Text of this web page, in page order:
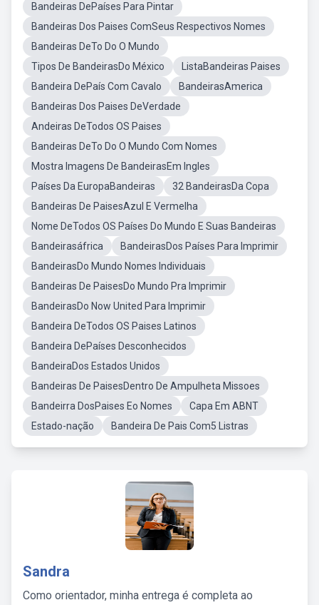
Bandeiras DePaíses Para Pintar
Bandeiras Dos Paises ComSeus Respectivos Nomes
Bandeiras DeTo Do O Mundo
Tipos De BandeirasDo México
ListaBandeiras Paises
Bandeira DePaís Com Cavalo
BandeirasAmerica
Bandeiras Dos Paises DeVerdade
Andeiras DeTodos OS Paises
Bandeiras DeTo Do O Mundo Com Nomes
Mostra Imagens De BandeirasEm Ingles
Países Da EuropaBandeiras
32 BandeirasDa Copa
Bandeiras De PaisesAzul E Vermelha
Nome DeTodos OS Países Do Mundo E Suas Bandeiras
Bandeirasáfrica
BandeirasDos Países Para Imprimir
BandeirasDo Mundo Nomes Individuais
Bandeiras De PaisesDo Mundo Pra Imprimir
BandeirasDo Now United Para Imprimir
Bandeira DeTodos OS Paises Latinos
Bandeira DePaíses Desconhecidos
BandeiraDos Estados Unidos
Bandeiras De PaisesDentro De Ampulheta Missoes
Bandeirra DosPaises Eo Nomes
Capa Em ABNT
Estado-nação
Bandeira De Pais Com5 Listras
Sandra
Como orientador, minha entrega é completa ao